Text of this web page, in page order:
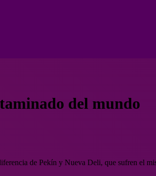
del mundo
de Pekín y Nueva Deli, que sufren el